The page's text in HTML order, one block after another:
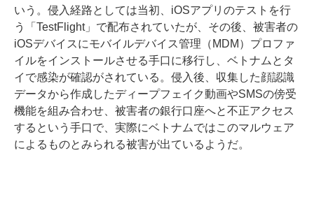
いう。侵入経路としては当初、iOSアプリのテストを行
う「TestFlight」で配布されていたが、その後、被害者の
iOSデバイスにモバイルデバイス管理（MDM）プロファ
イルをインストールさせる手口に移行し、ベトナムとタ
イで感染が確認がされている。侵入後、収集した顔認識
データから作成したディープフェイク動画やSMSの傍受
機能を組み合わせ、被害者の銀行口座へと不正アクセス
するという手口で、実際にベトナムではこのマルウェア
によるものとみられる被害が出ているようだ。